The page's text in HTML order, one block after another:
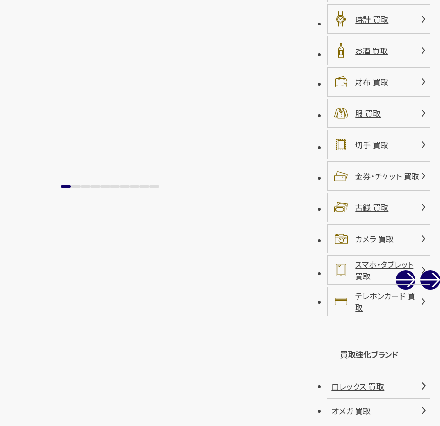
時計 買取
お酒 買取
財布 買取
服 買取
切手 買取
金券・チケット 買取
古銭 買取
カメラ 買取
スマホ・タブレット
買取
テレホンカード 買
取
買取強化ブランド
ロレックス 買取
オメガ 買取